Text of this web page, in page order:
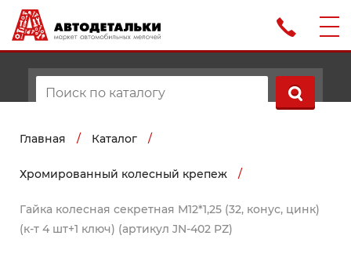
Главная / Каталог /
Хромированный колесный крепеж /
Гайка колесная секретная М12*1,25 (32, конус, цинк)
(к-т 4 шт+1 ключ) (артикул JN-402 PZ)